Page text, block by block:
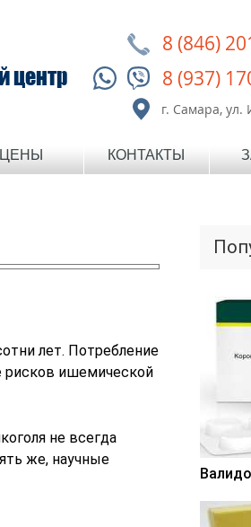
центр
8 (846)
8 (937)
г. Самара, ул.
ЦЕНЫ КОНТАКТЫ
лет. Потребление
рисков ишемической
не всегда
же, научные